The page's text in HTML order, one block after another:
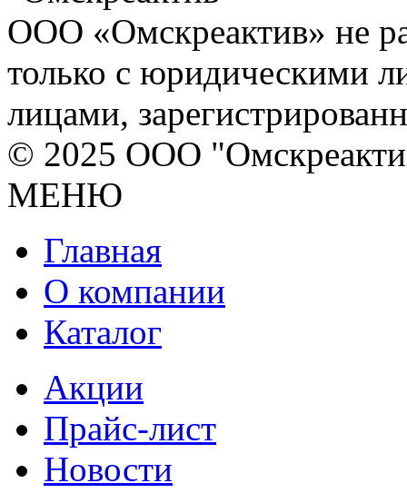
ООО «Омскреактив» не
только с юридическими
лицами,
© 2025 ООО
МЕНЮ
Главная
О компании
Каталог
Акции
Прайс-лист
Новости